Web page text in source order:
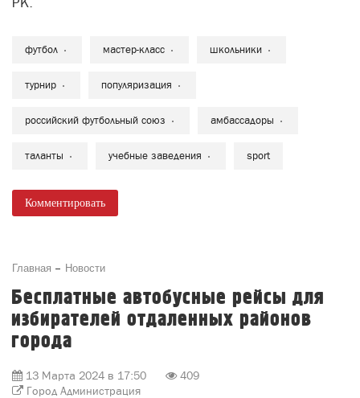
футбол мастер-класс школьники
турнир популяризация
российский футбольный союз амбассадоры
таланты учебные заведения sport
Комментировать
Главная Новости
Бесплатные автобусные рейсы для
избирателей отдаленных районов
города
13 Марта 2024 в 17:50
409
Город Администрация